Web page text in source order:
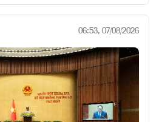
06:53, 07/08/2026